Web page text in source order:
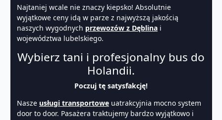
Najtaniej wcale nie znaczy kiepsko! Absolutnie
wyjątkowe ceny idą w parze z najwyższą jakością
naszych wygodnych przewozów z Dęblina i
województwa lubelskiego.
Wybierz tani i profesjonalny bus do
Holandii.
Poczuj tę satysfakcję!
Nasze usługi transportowe uatrakcyjnia mocno system
door to door. Pasażera traktujemy bardzo wyjątkowo i